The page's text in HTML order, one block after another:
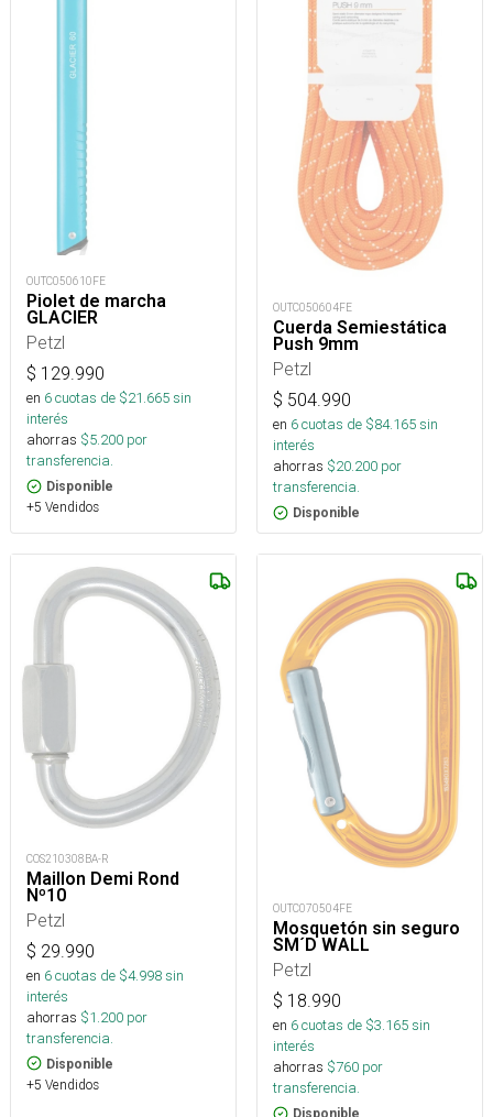
OUTC050610FE
Piolet de marcha
GLACIER
Petzl
$ 129.990
en 6cuotas de $21.665sin
interés
ahorras $5.200 por
transferencia.
Disponible
+5 Vendidos
OUTC050604FE
Cuerda Semiestática
Push 9mm
Petzl
$ 504.990
en 6cuotas de $84.165sin
interés
ahorras $20.200 por
transferencia.
Disponible
COS210308BA-R
Maillon Demi Rond
Nº10
Petzl
$ 29.990
en 6cuotas de $4.998sin
interés
ahorras $1.200 por
transferencia.
Disponible
+5 Vendidos
OUTC070504FE
Mosquetón sin seguro
SM´D WALL
Petzl
$ 18.990
en 6cuotas de $3.165sin
interés
ahorras $760 por
transferencia.